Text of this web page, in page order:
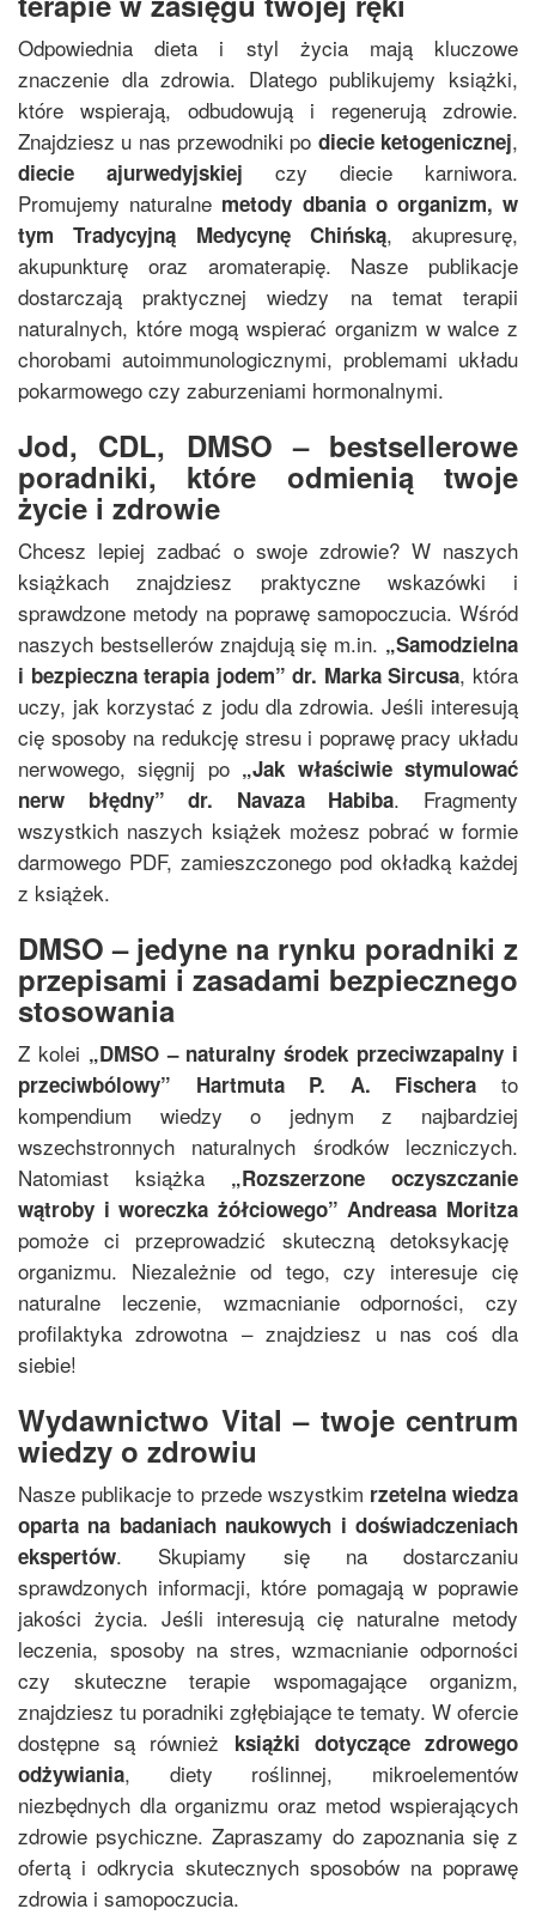
Odpowiednia dieta i styl życia mają kluczowe
znaczenie dla zdrowia. Dlatego publikujemy książki,
które wspierają, odbudowują i regenerują zdrowie.
Znajdziesz u nas przewodniki po diecie ketogenicznej,
diecie ajurwedyjskiej czy diecie karniwora.
Promujemy naturalne metody dbania o organizm, w
tymTradycyjną Medycynę Chińską, akupresurę,
akupunkturę oraz aromaterapię. Nasze publikacje
dostarczają praktycznej wiedzy na temat terapii
naturalnych, które mogą wspierać organizm w walce z
chorobami autoimmunologicznymi, problemami układu
pokarmowego czy zaburzeniami hormonalnymi.
Jod, CDL, DMSO – bestsellerowe
poradniki, które odmienią twoje
życie i zdrowie
Chcesz lepiej zadbać o swoje zdrowie? W naszych
książkach znajdziesz praktyczne wskazówki i
sprawdzone metody na poprawę samopoczucia. Wśród
naszych bestsellerów znajdują się m.in. „Samodzielna
i bezpieczna terapia jodem”dr. Marka Sircusa, która
uczy, jak korzystać z jodu dla zdrowia. Jeśli interesują
cię sposoby na redukcję stresu i poprawę pracy układu
nerwowego, sięgnij po „Jak właściwie stymulować
nerw błędny”dr. Navaza Habiba. Fragmenty
wszystkich naszych książek możesz pobrać w formie
darmowego PDF, zamieszczonego pod okładką każdej
z książek.
DMSO – jedyne na rynku poradniki z
przepisami i zasadami bezpiecznego
stosowania
Z kolei „DMSO – naturalny środek przeciwzapalny i
przeciwbólowy” Hartmuta P. A. Fischera to
kompendium wiedzy o jednym z najbardziej
wszechstronnych naturalnych środków leczniczych.
Natomiast książka „Rozszerzone oczyszczanie
wątroby i woreczka żółciowego”Andreasa Moritza
pomoże ci przeprowadzić skuteczną detoksykację
organizmu. Niezależnie od tego, czy interesuje cię
naturalne leczenie, wzmacnianie odporności, czy
profilaktyka zdrowotna – znajdziesz u nas coś dla
siebie!
Wydawnictwo Vital – twoje centrum
wiedzy o zdrowiu
Nasze publikacje to przede wszystkim rzetelna wiedza
oparta na badaniach naukowych i doświadczeniach
ekspertów. Skupiamy się na dostarczaniu
sprawdzonych informacji, które pomagają w poprawie
jakości życia. Jeśli interesują cię naturalne metody
leczenia, sposoby na stres, wzmacnianie odporności
czy skuteczne terapie wspomagające organizm,
znajdziesz tu poradniki zgłębiające te tematy. W ofercie
dostępne są również książki dotyczące zdrowego
odżywiania, diety roślinnej, mikroelementów
niezbędnych dla organizmu oraz metod wspierających
zdrowie psychiczne. Zapraszamy do zapoznania się z
ofertą i odkrycia skutecznych sposobów na poprawę
zdrowia i samopoczucia.